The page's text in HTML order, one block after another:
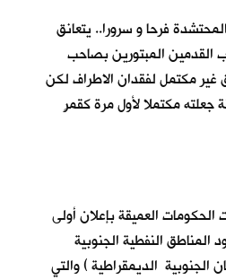
فرحا و سرورا.. يتعانق
القدمين المبتورين بصاحب
غير مكتمل لفقدان الاطراف لكن
جعلته مكتملا لأول مرة كقمرٍ
الحكومات العميقة بإعلان أولى
المناطق النفطية الجنوبية
الديمقراطية ) والتي